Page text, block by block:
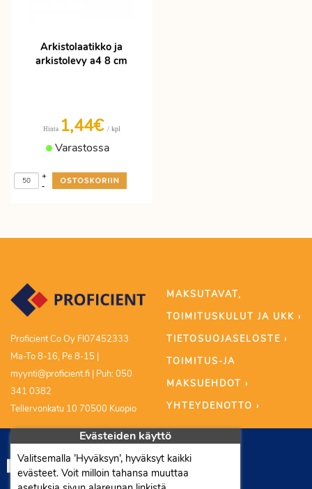
Arkistolaatikko ja
arkistolevy a4 8 cm
Hinta 1,44€ / kpl
Varastossa
-
+
Proficient Co Oy FI07452333
Ma-To 8-16, Pe 8-15 |
myynti@proficient.fi | Puh: 050
341 0382
Tellervonkatu 10 70500 Kuopio
MAKSUTAVAT,
TOIMITUSKULUT JA UKK ›
TIETOSUOJASELOSTE ›
TOIMITUS-JA
MAKSUEHDOT ›
YHTEYDENOTTO ›
Evästeiden käyttö
Valitsemalla ’Hyväksyn’, hyväksyt kaikki
evästeet. Voit milloin tahansa muuttaa